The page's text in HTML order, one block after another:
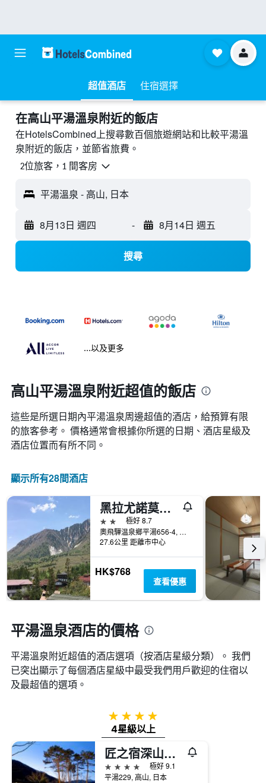
超值酒店 住宿選擇
​在高山平湯溫泉附近​的飯店
在HotelsCombined上搜尋數百個旅遊網站和比較平湯溫
泉附近的飯店，並節省旅費。
2位旅客，1 間客房
平湯溫泉 - 高山, 日本
8月13日 週四 - 8月14日 週五
搜尋
...以及更多
高山平湯溫泉附近超值的飯店
這些是所選日期內平湯溫泉​周邊超值的​酒店，給預算有限
的旅客參考。 價格通常會根據你所選的日期、酒店星級及
酒店位置而有所不同。
顯示所有28間酒店
黑拉尤諾莫利酒店
2星級
極好 8.7
奧飛驒温泉鄉平湯656-4, 高山, 日本
27.6公里 距離市中心
HK$768
查看優惠
平湯溫泉酒店的價格
平湯溫泉附近超值的酒店選項（按酒店星級分類）。 我們
已突出顯示了每個酒店星級中最受我們用戶歡迎的住宿以
及最超值的選項。
4星級
4星級以上
匠之宿深山櫻庵
4星級
極好 9.1
平湯229, 高山, 日本